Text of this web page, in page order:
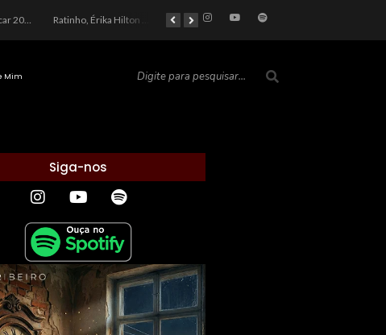
O Brasil no Oscar 2026: Entre a Cota do Politicamente Correto e a Realidade das Telas Ratinho, Érika Hilton e a Farsa Política: Quem Ganha com o Barulho no País de Bobson? As controvérsias que marcam o cenário político e econômico nacional
Mim
Siga-nos